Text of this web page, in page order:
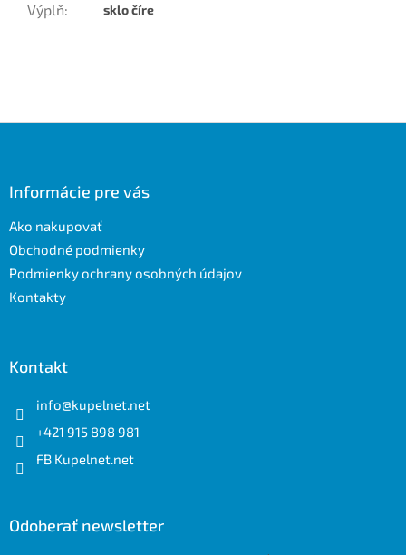
Výplň: sklo číre
Informácie pre vás
Ako nakupovať
Obchodné podmienky
Podmienky ochrany osobných údajov
Kontakty
Kontakt
info@kupelnet.net
+421 915 898 981
FB Kupelnet.net
Odoberať newsletter